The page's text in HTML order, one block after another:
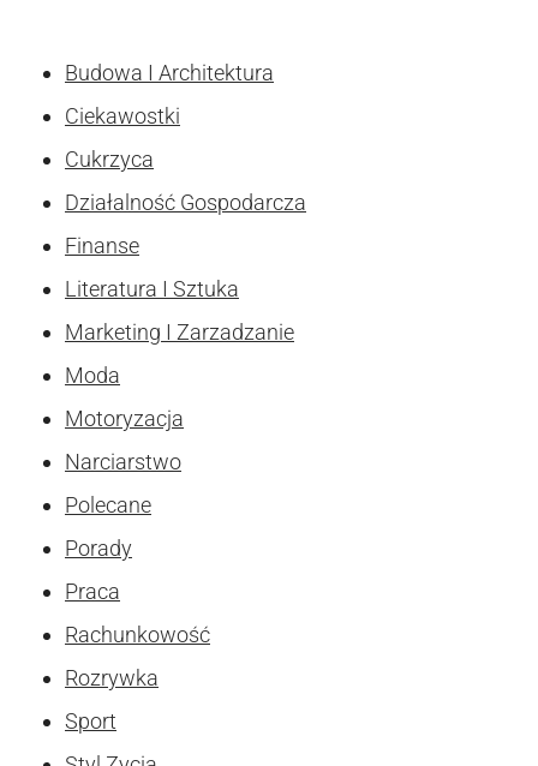
Budowa I Architektura
Ciekawostki
Cukrzyca
Działalność Gospodarcza
Finanse
Literatura I Sztuka
Marketing I Zarzadzanie
Moda
Motoryzacja
Narciarstwo
Polecane
Porady
Praca
Rachunkowość
Rozrywka
Sport